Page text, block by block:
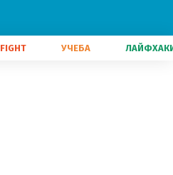
FIGHT УЧЕБА